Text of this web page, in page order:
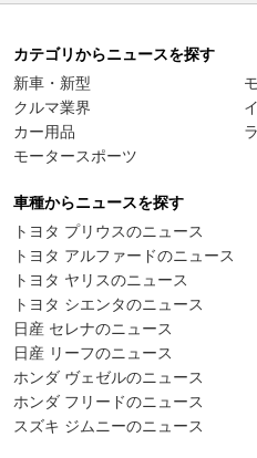
カテゴリからニュースを探す
新車・新型
クルマ業界
カー用品
モータースポーツ
車種からニュースを探す
トヨタ プリウスのニュース
トヨタ アルファードのニュース
トヨタ ヤリスのニュース
トヨタ シエンタのニュース
日産 セレナのニュース
日産 リーフのニュース
ホンダ ヴェゼルのニュース
ホンダ フリードのニュース
スズキ ジムニーのニュース